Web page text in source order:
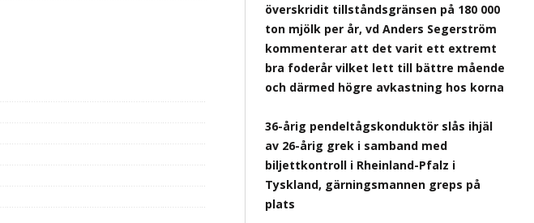
överskridit tillståndsgränsen på 180 000
ton mjölk per år, vd Anders Segerström
kommenterar att det varit ett extremt
bra foderår vilket lett till bättre mående
och därmed högre avkastning hos korna
36-årig pendeltågskonduktör slås ihjäl
av 26-årig grek i samband med
biljettkontroll i Rheinland-Pfalz i
Tyskland, gärningsmannen greps på
plats